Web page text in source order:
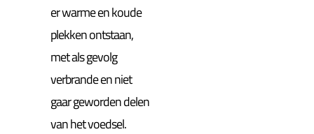
er warme en koude
plekken ontstaan,
met als gevolg
verbrande en niet
gaar geworden delen
van het voedsel.